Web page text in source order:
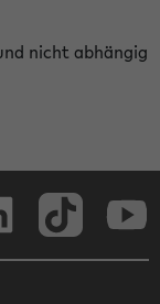
nicht abhängig